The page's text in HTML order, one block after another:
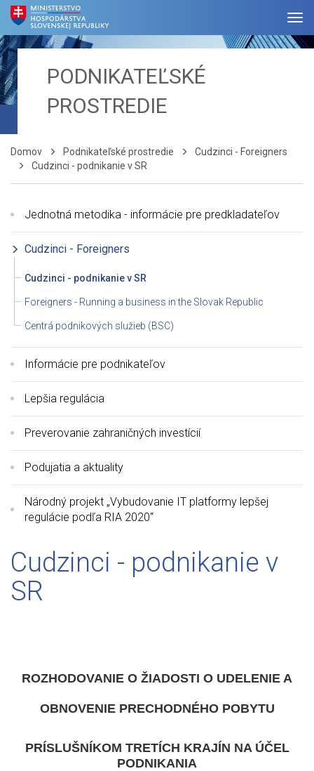
PODNIKATEĽSKÉ
PROSTREDIE
Domov Podnikateľské prostredie
Cudzinci - Foreigners
Cudzinci - podnikanie v SR
Jednotná metodika - informácie pre predkladateľov
Cudzinci - Foreigners
Cudzinci - podnikanie v SR
Foreigners - Running a business in the Slovak Republic
Centrá podnikových služieb (BSC)
Informácie pre podnikateľov
Lepšia regulácia
Preverovanie zahraničných investícií
Podujatia a aktuality
Národný projekt „Vybudovanie IT platformy lepšej
regulácie podľa RIA 2020“
Cudzinci - podnikanie v
SR
ROZHODOVANIE O ŽIADOSTI O UDELENIE A
OBNOVENIE PRECHODNÉHO POBYTU
PRÍSLUŠNÍKOM TRETÍCH KRAJÍN NA ÚČEL
PODNIKANIA